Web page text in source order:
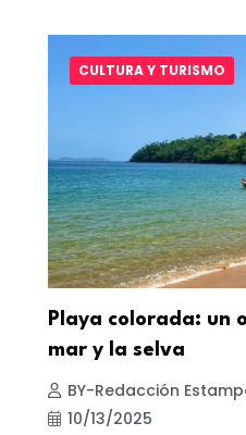
CULTURA Y TURISMO
Playa colorada: un
mar y la selva
BY-Redacción
10/13/2025